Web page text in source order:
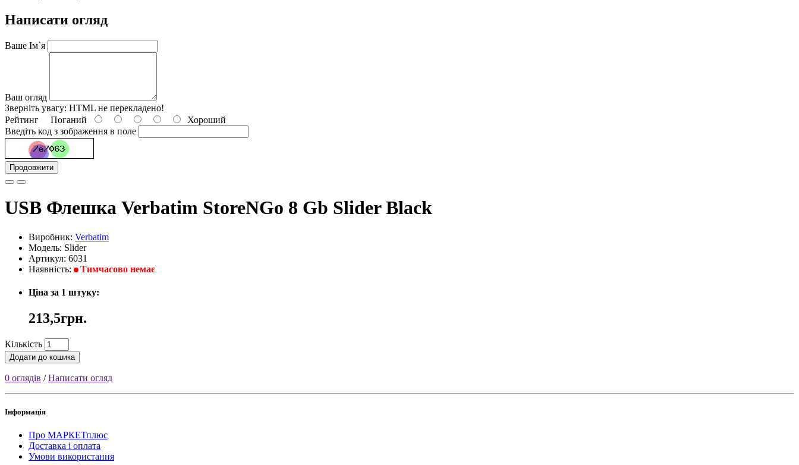
Написати огляд
Ваше Ім`я
Ваш огляд
Зверніть увагу: HTML не перекладено!
Рейтинг Поганий
Хороший
Введіть код з зображення в поле
Продовжити
USB Флешка Verbatim StoreNGo 8 Gb Slider Black
Виробник: Verbatim
Модель: Slider
Артикул: 6031
Наявність:
Тимчасово немає
Ціна за 1 штуку:
213,5грн.
Кількість
Додати до кошика
0 оглядів /Написати огляд
Інформація
Про МАРКЕТплюс
Доставка і оплата
Умови використання